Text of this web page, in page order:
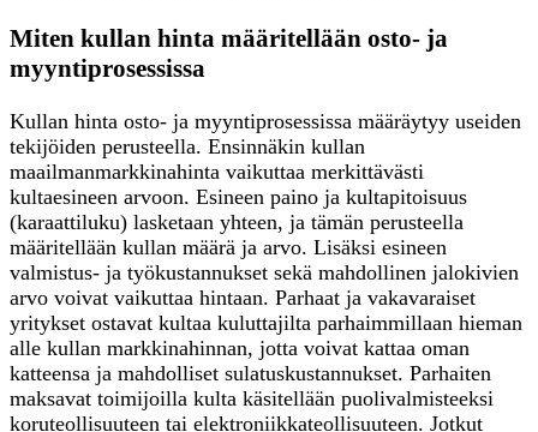
Miten kullan hinta määritellään osto- ja
myyntiprosessissa
Kullan hinta osto- ja myyntiprosessissa määräytyy useiden
tekijöiden perusteella. Ensinnäkin kullan
maailmanmarkkinahinta vaikuttaa merkittävästi
kultaesineen arvoon. Esineen paino ja kultapitoisuus
(karaattiluku) lasketaan yhteen, ja tämän perusteella
määritellään kullan määrä ja arvo. Lisäksi esineen
valmistus- ja työkustannukset sekä mahdollinen jalokivien
arvo voivat vaikuttaa hintaan. Parhaat ja vakavaraiset
yritykset ostavat kultaa kuluttajilta parhaimmillaan hieman
alle kullan markkinahinnan, jotta voivat kattaa oman
katteensa ja mahdolliset sulatuskustannukset. Parhaiten
maksavat toimijoilla kulta käsitellään puolivalmisteeksi
koruteollisuuteen tai elektroniikkateollisuuteen. Jotkut